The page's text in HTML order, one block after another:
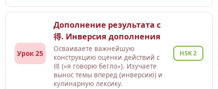
Урок 25
Дополнение результата с
得. Инверсия дополнения
Осваиваете важнейшую
конструкцию оценки действий с
得 («я говорю бегло»). Изучаете
вынос темы вперед (инверсию) и
кулинарную лексику.
HSK 2